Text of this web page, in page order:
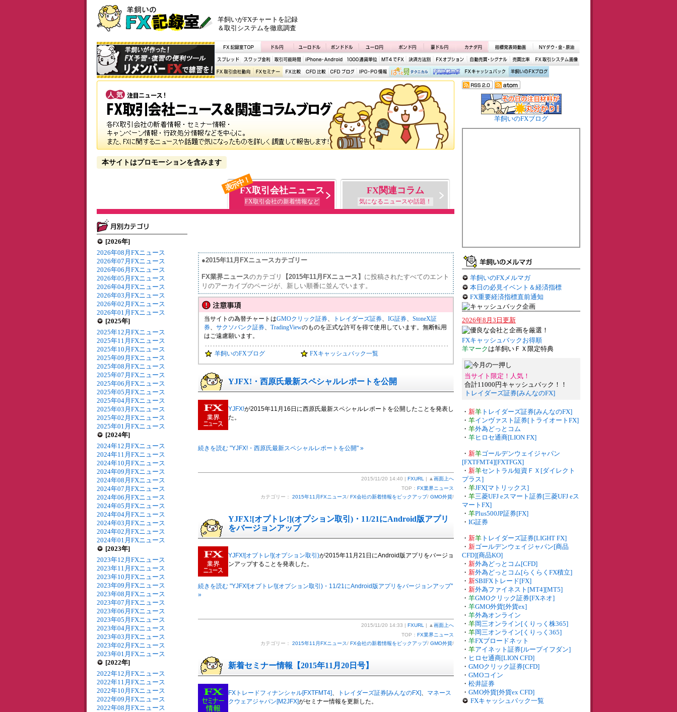
羊飼いがFXチャートを記録
＆取引システムを徹底調査
本サイトはプロモーションを含みます
表示中！FX取引会社ニュース
FX取引会社の新着情報など
FX関連コラム
気になるニュースや話題！
[2026年]
2026年08月FXニュース
2026年07月FXニュース
2026年06月FXニュース
2026年05月FXニュース
2026年04月FXニュース
2026年03月FXニュース
2026年02月FXニュース
2026年01月FXニュース
[2025年]
2025年12月FXニュース
2025年11月FXニュース
2025年10月FXニュース
2025年09月FXニュース
2025年08月FXニュース
2025年07月FXニュース
2025年06月FXニュース
2025年05月FXニュース
2025年04月FXニュース
2025年03月FXニュース
2025年02月FXニュース
2025年01月FXニュース
[2024年]
2024年12月FXニュース
2024年11月FXニュース
2024年10月FXニュース
2024年09月FXニュース
2024年08月FXニュース
2024年07月FXニュース
2024年06月FXニュース
2024年05月FXニュース
2024年04月FXニュース
2024年03月FXニュース
2024年02月FXニュース
2024年01月FXニュース
[2023年]
2023年12月FXニュース
2023年11月FXニュース
2023年10月FXニュース
2023年09月FXニュース
2023年08月FXニュース
2023年07月FXニュース
2023年06月FXニュース
2023年05月FXニュース
2023年04月FXニュース
2023年03月FXニュース
2023年02月FXニュース
2023年01月FXニュース
[2022年]
2022年12月FXニュース
2022年11月FXニュース
2022年10月FXニュース
2022年09月FXニュース
2022年08月FXニュース
●2015年11月FXニュースカテゴリー
FX業界ニュースのカテゴリ 【2015年11月FXニュース】 に投稿されたすべてのエント
リのアーカイブのページが、新しい順番に並んでいます。
当サイトの為替チャートはGMOクリック証券、 トレイダーズ証券、 IG証券、 StoneX証
券、 サクソバンク証券、 TradingViewのものを正式な許可を得て使用しています。無断転用
はご遠慮願います。
羊飼いのFXブログ FXキャッシュバック一覧
YJFX!・西原氏最新スペシャルレポートを公開
YJFX!が2015年11月16日に西原氏最新スペシャルレポートを公開したことを発表し
た。
続きを読む "YJFX!・西原氏最新スペシャルレポートを公開" »
2015/11/20 14:40 | FXURL | ▲ 画面上へ
TOP： FX業界ニュース
カテゴリー： 2015年11月FXニュース/ FX会社の新着情報をピックアップ/ GMO外貨/
YJFX![オプトレ!](オプション取引)・11/21にAndroid版アプリ
をバージョンアップ
YJFX![オプトレ!](オプション取引)が2015年11月21日にAndroid版アプリをバージョ
ンアップすることを発表した。
続きを読む "YJFX![オプトレ!](オプション取引)・11/21にAndroid版アプリをバージョンアップ"
»
2015/11/20 14:33 | FXURL | ▲ 画面上へ
TOP： FX業界ニュース
カテゴリー： 2015年11月FXニュース/ FX会社の新着情報をピックアップ/ GMO外貨/
新着セミナー情報【2015年11月20日号】
FXトレードフィナンシャル[FXTFMT4]、 トレイダーズ証券[みんなのFX]、 マネース
クウェアジャパン[M2JFX]がセミナー情報を更新した。
羊飼いのFXブログ
羊飼いのFXメルマガ
本日の必見イベント＆経済指標
FX重要経済指標直前通知
2026年8月3日更新
FXキャッシュバックお得順
羊マーク は羊飼いＦＸ限定特典
当サイト限定！人気！
合計11000円キャッシュバック！！
トレイダーズ証券[みんなのFX]
・ 新羊 トレイダーズ証券[みんなのFX]
・ 羊インヴァスト証券[トライオートFX]
・ 羊外為どっとコム
・ 羊ヒロセ通商[LION FX]
・ 新羊ゴールデンウェイジャパン
[FXTFMT4][FXTFGX]
・ 新羊セントラル短資ＦＸ[ダイレクト
プラス]
・ 羊JFX[マトリックス]
・ 羊三菱UFJ eスマート証券[三菱UFJ eス
マートFX]
・ 羊Plus500JP証券[FX]
・ IG証券
・ 新羊 トレイダーズ証券[LIGHT FX]
・ 新ゴールデンウェイジャパン[商品
CFD][商品KO]
・ 新外為どっとコム[CFD]
・ 新外為どっとコム[らくらくFX積立]
・ 新SBIFXトレード[FX]
・ 新外為ファイネスト[MT4][MT5]
・ 羊GMOクリック証券[FXネオ]
・ 羊GMO外貨[外貨ex]
・ 羊外為オンライン
・ 羊岡三オンライン[くりっく株365]
・ 羊岡三オンライン[くりっく365]
・ 羊FXブロードネット
・ 羊アイネット証券[ループイフダン]
・ ヒロセ通商[LION CFD]
・ GMOクリック証券[CFD]
・ GMOコイン
・ 松井証券
・ GMO外貨[外貨ex CFD]
FXキャッシュバック一覧